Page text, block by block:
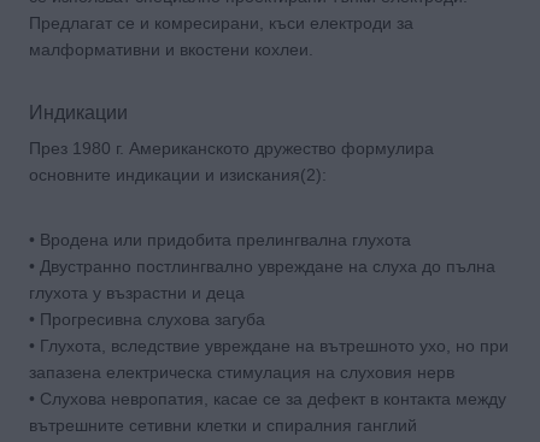
Предлагат се и комресирани, къси електроди за
малформативни и вкостени кохлеи.
Индикации
През 1980 г. Американското дружество формулира
основните индикации и изискания(2):
• Вродена или придобита прелингвална глухота
• Двустранно постлингвално увреждане на слуха до пълна
глухота у възрастни и деца
• Прогресивна слухова загуба
• Глухота, вследствие увреждане на вътрешното ухо, но при
запазена електрическа стимулация на слуховия нерв
• Слухова невропатия, касае се за дефект в контакта между
вътрешните сетивни клетки и спиралния ганглий